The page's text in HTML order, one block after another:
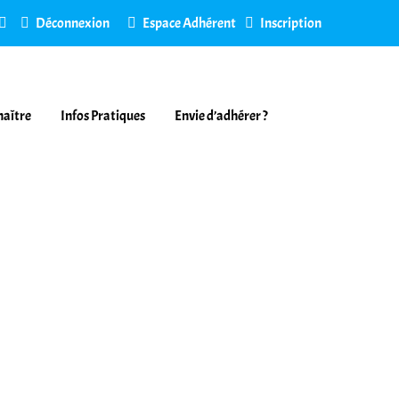
Déconnexion Espace Adhérent Inscription
Infos Pratiques Envie d’adhérer ?